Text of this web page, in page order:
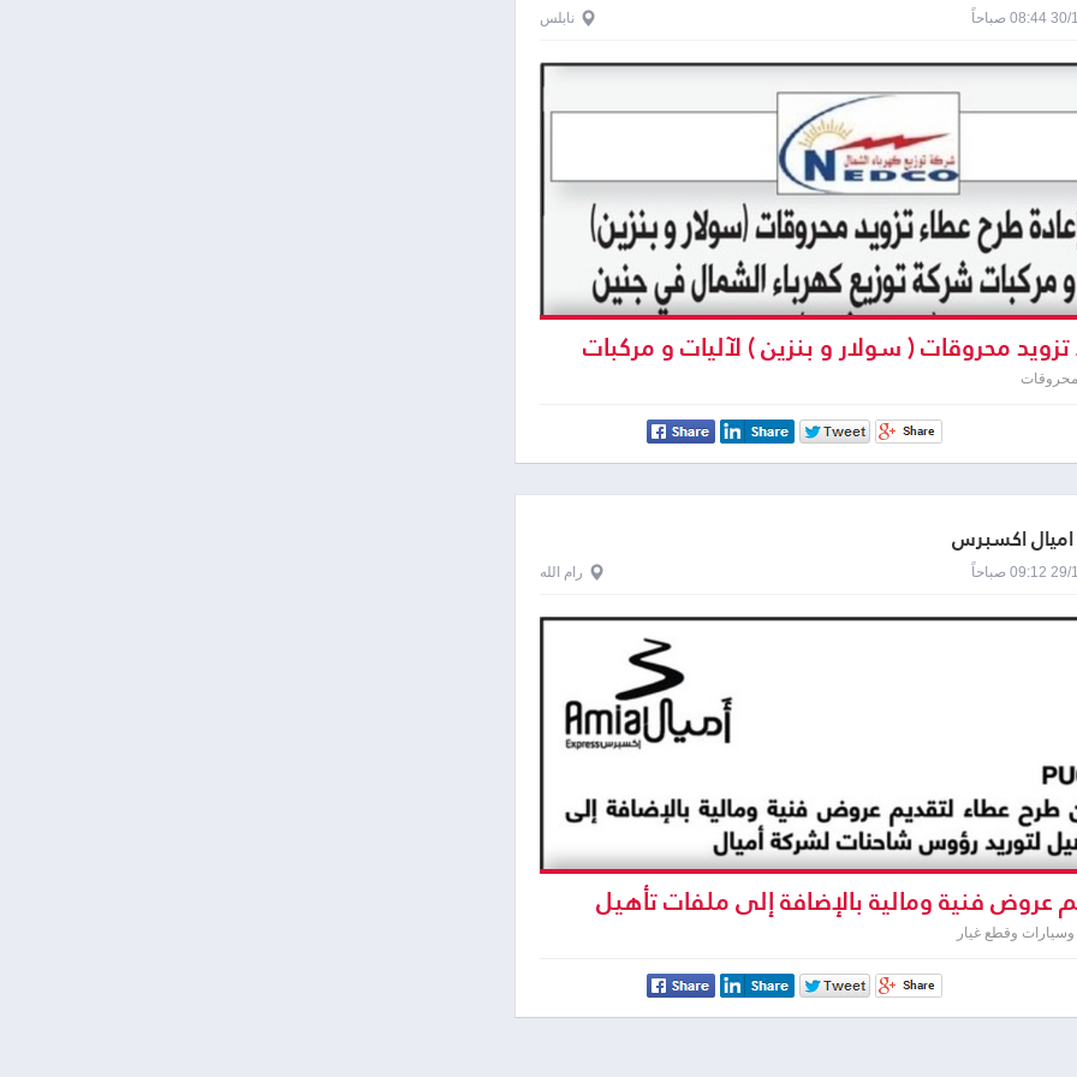
صباحاً نابلس
محروقات ( سولار و بنزین ) لآليات و مركبات
الشمال في جنين المرة الثانية
اكسبرس
صباحاً رام الله
عروض فنية ومالية بالإضافة إلى ملفات تأهيل
شاحنات لشركة أميال
وقطع غيار